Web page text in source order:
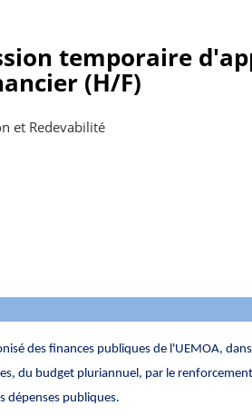
temporaire
(H/F)
et Redevabilité
des finances publiques de l'UEMOA,
du budget pluriannuel, par le
dépenses publiques.